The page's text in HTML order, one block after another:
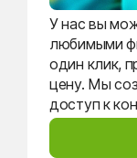
У нас вы
любимыми
один клик,
цену. Мы
доступ к